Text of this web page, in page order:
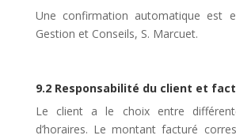
Une confirmation automatique est
Gestion et Conseils, S. Marcuet.
9.2 Responsabilité du client et
Le client a le choix entre
d’horaires. Le montant facturé